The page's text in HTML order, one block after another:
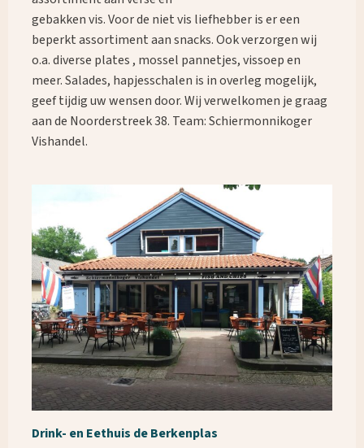
gebakken vis. Voor de niet vis liefhebber is er een
beperkt assortiment aan snacks. Ook verzorgen wij
o.a. diverse plates , mossel pannetjes, vissoep en
meer. Salades, hapjesschalen is in overleg mogelijk,
geef tijdig uw wensen door. Wij verwelkomen je graag
aan de Noorderstreek 38. Team: Schiermonnikoger
Vishandel.
Drink- en Eethuis de Berkenplas